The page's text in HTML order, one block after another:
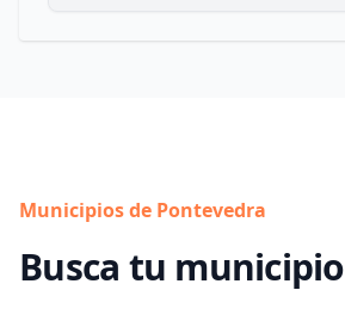
Municipios de Pontevedra
Busca tu municipio